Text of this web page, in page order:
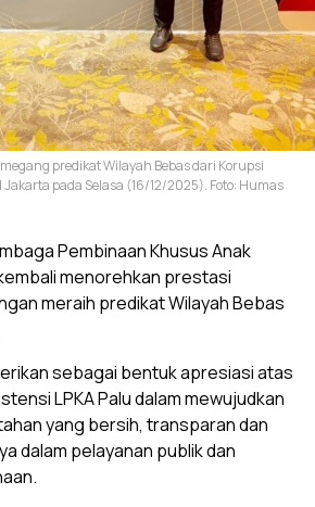
predikat Wilayah Bebas dari Korupsi
pada Selasa (16/12/2025). Foto: Humas
Pembinaan Khusus Anak
menorehkan prestasi
meraih predikat Wilayah Bebas
sebagai bentuk apresiasi atas
LPKA Palu dalam mewujudkan
yang bersih, transparan dan
dalam pelayanan publik dan